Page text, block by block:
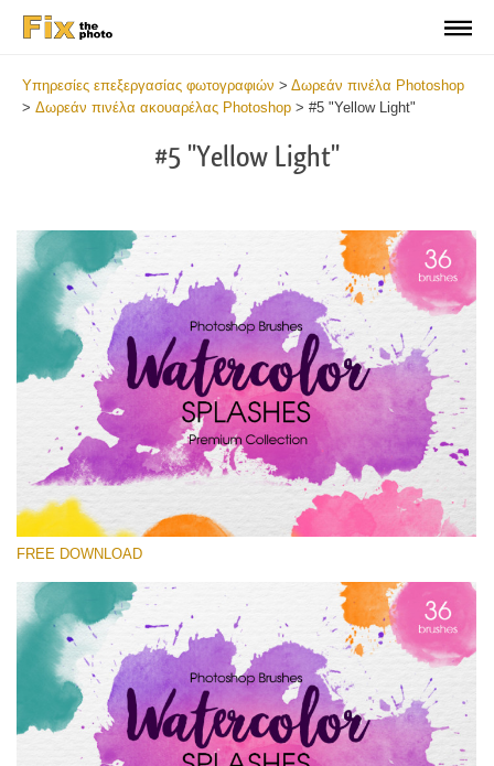
Υπηρεσίες επεξεργασίας φωτογραφιών > Δωρεάν πινέλα Photoshop
> Δωρεάν πινέλα ακουαρέλας Photoshop > #5 "Yellow Light"
#5 "Yellow Light"
Please select
Watercolor Splashes
(36 Ps Brushes)
Free download
FREE DOWNLOAD